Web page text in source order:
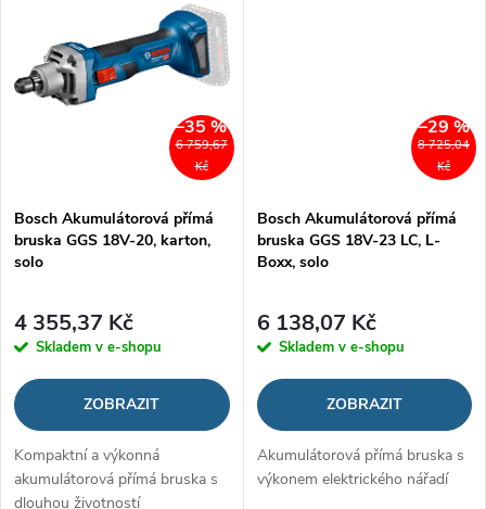
6 759,67
Kč
–35 %
Bosch Akumulátorová přímá
bruska GGS 18V-20, karton,
solo
4 355,37 Kč
Skladem v e-shopu
ZOBRAZIT
Kompaktní a výkonná
akumulátorová přímá bruska s
dlouhou životností
8 725,04
Kč
–29 %
Bosch Akumulátorová přímá
bruska GGS 18V-23 LC, L-
Boxx, solo
6 138,07 Kč
Skladem v e-shopu
ZOBRAZIT
Akumulátorová přímá bruska s
výkonem elektrického nářadí